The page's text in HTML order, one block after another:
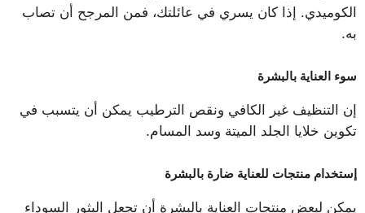
الكوميدي. إذا كان يسري في عائلتك، فمن المرجح أن تصاب
به.
سوء العناية بالبشرة
إن التنظيف غير الكافي ونقص الترطيب يمكن أن يتسبب في
تكوين خلايا الجلد الميتة وسد المسام.
إستخدام منتجات للعناية ضارة بالبشرة
يمكن لبعض منتجات العناية بالبشرة أن تجعل البثور السوداء